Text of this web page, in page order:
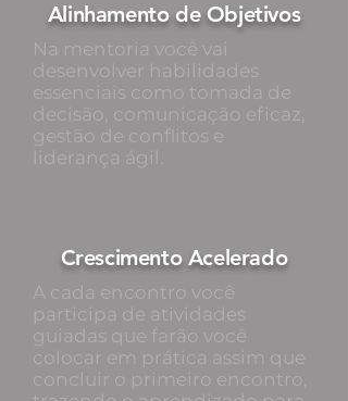
Alinhamento de Objetivos
Na mentoria você vai
desenvolver habilidades
essenciais como tomada de
decisão, comunicação eficaz,
gestão de conflitos e
liderança ágil.
Crescimento Acelerado
A cada encontro você
participa de atividades
guiadas que farão você
colocar em prática assim que
concluir o primeiro encontro,